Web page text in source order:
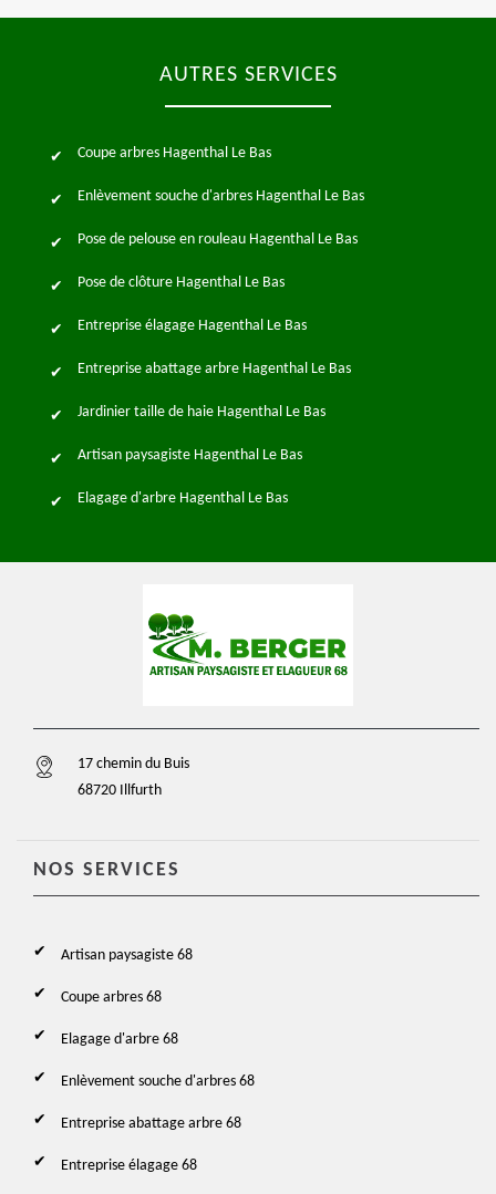
AUTRES SERVICES
Coupe arbres Hagenthal Le Bas
Enlèvement souche d'arbres Hagenthal Le Bas
Pose de pelouse en rouleau Hagenthal Le Bas
Pose de clôture Hagenthal Le Bas
Entreprise élagage Hagenthal Le Bas
Entreprise abattage arbre Hagenthal Le Bas
Jardinier taille de haie Hagenthal Le Bas
Artisan paysagiste Hagenthal Le Bas
Elagage d'arbre Hagenthal Le Bas
17 chemin du Buis
68720 Illfurth
NOS SERVICES
Artisan paysagiste 68
Coupe arbres 68
Elagage d'arbre 68
Enlèvement souche d'arbres 68
Entreprise abattage arbre 68
Entreprise élagage 68